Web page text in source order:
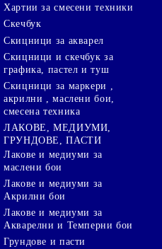
Хартии за смесени техники
Скечбук
Скицници за акварел
Скицници и скечбук за
графика, пастел и туш
Скицници за маркери ,
акрилни , маслени бои,
смесена техника
ЛАКОВЕ, МЕДИУМИ,
ГРУНДОВЕ, ПАСТИ
Лакове и медиуми за
маслени бои
Лакове и медиуми за
Акрилни бои
Лакове и медиуми за
Акварелни и Темперни бои
Грундове и пасти